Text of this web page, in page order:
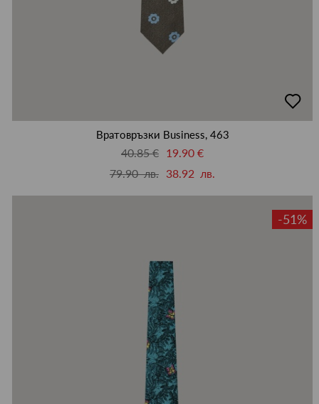
в
Вратовръзки Business, 463
40.85 € 19.90 €
79.90 лв. 38.92 лв.
-51%